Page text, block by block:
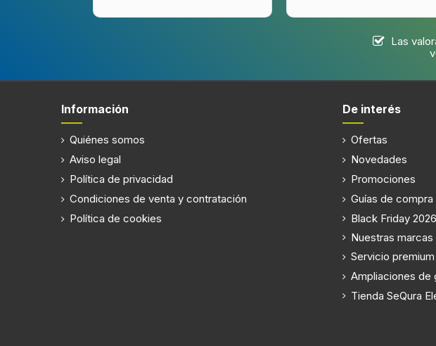
Las
Información
Quiénes somos
Aviso legal
Política de privacidad
Condiciones de venta y contratación
Política de cookies
De interés
Ofertas
Novedades
Promociones
Guías de compra
Black Friday 2026
Nuestras marcas
Servicio
Ampliaciones de
Tienda SeQura